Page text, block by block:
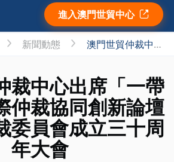
進入澳門世貿中心
新聞動態 澳門世貿仲裁中心出席「一帶一路」國際仲裁協同創新論壇暨西安仲裁委員會成立三十周年大會
裁中心出席「一帶
仲裁協同創新論壇
委員會成立三十周
年大會